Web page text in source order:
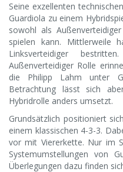
Seine exzellenten
Guardiola zu einem
sowohl als
spielen kann. Mittlerweile
Linksverteidiger
Außenverteidiger Rolle
die Philipp Lahm unter
Betrachtung lässt sich
Hybridrolle anders umsetzt.
Grundsätzlich positioniert
einem klassischen 4-3-3.
vor mit Viererkette. Nur im
Systemumstellungen von
Überlegungen dazu finden